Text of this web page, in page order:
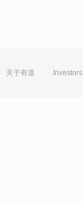
关于有道 Investors